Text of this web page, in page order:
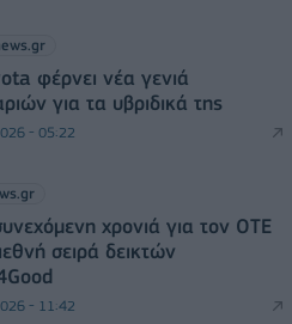
φέρνει νέα γενιά
για τα υβριδικά της
- 05:22
χρονιά για τον ΟΤΕ
σειρά δεικτών
- 11:42